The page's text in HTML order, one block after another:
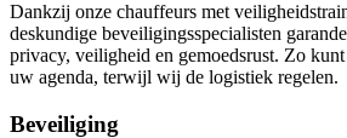
Dankzij onze chauffeurs met
deskundige beveiligingsspecialisten
privacy, veiligheid en gemoedsrust. Zo
uw agenda, terwijl wij de logistiek regelen.
Beveiliging